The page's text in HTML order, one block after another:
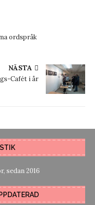
ordspråk
NÄSTA
Cafét i år
sedan 2016